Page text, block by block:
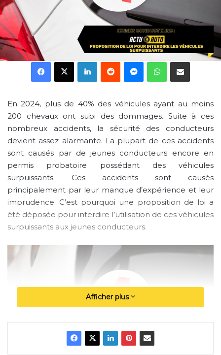
Facebook
X LinkedinRedditMessengerWhatsApp
Partager par email
En 2024, plus de 40% des véhicules ayant au moins
200 chevaux ont subi des dommages. Suite à ces
nombreux accidents, la sécurité des conducteurs
devient assez alarmante. La plupart de ces accidents
sont causés par de jeunes conducteurs encore en
permis probatoire possédant des véhicules
surpuissants. Ces accidents sont causés
principalement par leur manque d’expérience et leur
imprudence. C’est pourquoi une proposition de loi a
été déposée pour interdire l’utilisation de ces véhicules
surpuissants aux jeunes conducteurs.
Afficher plus